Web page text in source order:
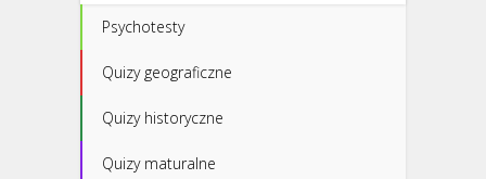
Psychotesty
Quizy geograficzne
Quizy historyczne
Quizy maturalne